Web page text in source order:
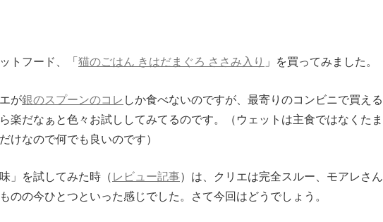
トフード、「猫のごはん きはだまぐろ ささみ入り 」を買ってみました。
が銀のスプーンのコレ しか食べないのですが、最寄りのコンビニで買える
楽だなぁと色々お試ししてみてるのです。（ウェットは主食ではなくたま
けなので何でも良いのです）
」を試してみた時（レビュー記事）は、クリエは完全スルー、モアレさん
のの今ひとつといった感じでした。さて今回はどうでしょう。